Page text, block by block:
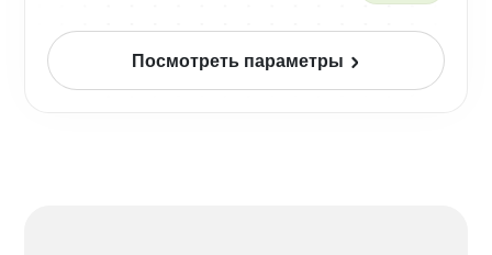
Посмотреть параметры